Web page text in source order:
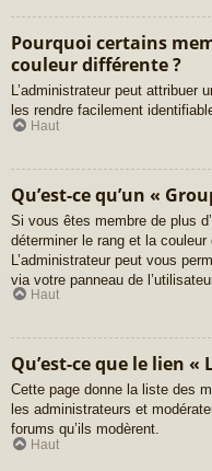
Pourquoi certains
couleur différente ?
L’administrateur peut attribuer
les rendre facilement
Haut
Qu’est-ce qu’un «
Si vous êtes membre de plus
déterminer le rang et la
L’administrateur peut vous
via votre panneau de
Haut
Qu’est-ce que le lien «
Cette page donne la liste des
les administrateurs et
forums qu’ils modèrent.
Haut